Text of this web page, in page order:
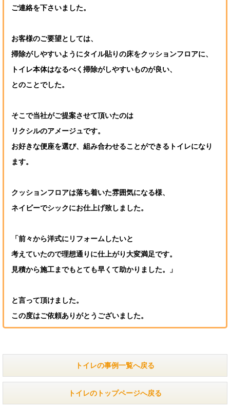
ご連絡を下さいました。
お客様のご要望としては、
掃除がしやすいようにタイル貼りの床をクッションフロアに、
トイレ本体はなるべく掃除がしやすいものが良い、
とのことでした。
そこで当社がご提案させて頂いたのは
リクシルのアメージュです。
お好きな便座を選び、組み合わせることができるトイレになり
ます。
クッションフロアは落ち着いた雰囲気になる様、
ネイビーでシックにお仕上げ致しました。
「前々から洋式にリフォームしたいと
考えていたので理想通りに仕上がり大変満足です。
見積から施工までもとても早くて助かりました。」
と言って頂けました。
この度はご依頼ありがとうございました。
トイレの事例一覧へ戻る
トイレのトップページへ戻る